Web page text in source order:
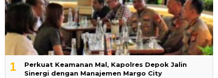
1
Perkuat Keamanan Mal, Kapolres Depok Jalin
Sinergi dengan Manajemen Margo City